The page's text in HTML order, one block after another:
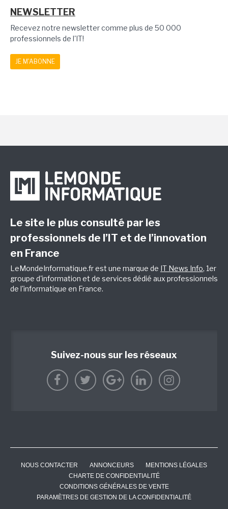
NEWSLETTER
Recevez notre newsletter comme plus de 50 000
professionnels de l'IT!
JE M'ABONNE
Le site le plus consulté par les
professionnels de l’IT et de l’innovation
en France
LeMondeInformatique.fr est une marque de IT News Info, 1er
groupe d'information et de services dédié aux professionnels
de l'informatique en France.
Suivez-nous sur les réseaux
NOUS CONTACTER ANNONCEURS
MENTIONS LÉGALES
CHARTE DE CONFIDENTIALITÉ
CONDITIONS GÉNÉRALES DE VENTE
PARAMÈTRES DE GESTION DE LA CONFIDENTIALITÉ